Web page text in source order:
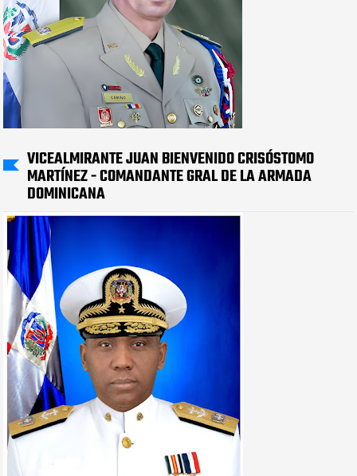
VICEALMIRANTE JUAN BIENVENIDO CRISÓSTOMO
MARTÍNEZ - COMANDANTE GRAL DE LA ARMADA
DOMINICANA